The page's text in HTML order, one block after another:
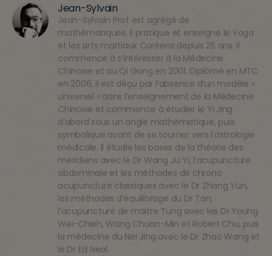
Jean-Sylvain
Jean-Sylvain Prot est agrégé de
mathématiques, il pratique et enseigne le Yoga
et les arts martiaux Coréens depuis 25 ans. Il
commence à s’intéresser à la Médecine
Chinoise et au Qi Gong en 2001. Diplômé en MTC
en 2006, il est déçu par l’absence d’un modèle «
universel » dans l’enseignement de la Médecine
Chinoise et commence à étudier le Yi Jing
d’abord sous un angle mathématique, puis
symbolique avant de se tourner vers l’astrologie
médicale. Il étudie les bases de la théorie des
méridiens avec le Dr Wang Ju Yi, l’acupuncture
abdominale et les méthodes de chrono
acupuncture classiques avec le Dr Zhang Yun,
les méthodes d’équilibrage du Dr Tan,
l’acupuncture de maitre Tung avec les Dr Young
Wei-Chieh, Wang Chuan-Min et Robert Chu, puis
la médecine du Nei JIng avec le Dr Zhao Wang et
le Dr Ed Neal.